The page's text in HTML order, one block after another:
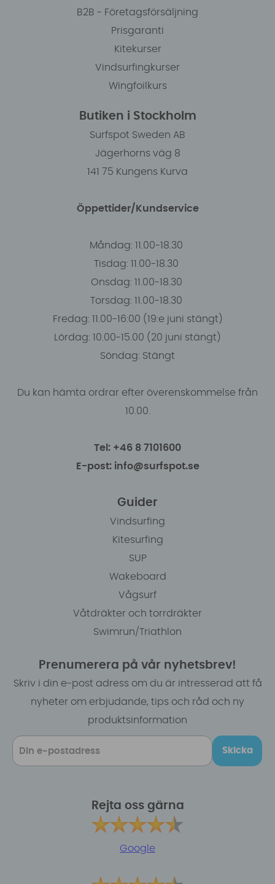
B2B - Företagsförsäljning
Prisgaranti
Kitekurser
Vindsurfingkurser
Wingfoilkurs
Butiken i Stockholm
Surfspot Sweden AB
Jägerhorns väg 8
141 75 Kungens Kurva
Öppettider/Kundservice
Måndag: 11.00-18.30
Tisdag: 11.00-18.30
Onsdag: 11.00-18.30
Torsdag: 11.00-18.30
Fredag: 11.00-16:00 (19:e juni stängt)
Lördag: 10.00-15.00 (20 juni stängt)
Söndag: Stängt
Du kan hämta ordrar efter överenskommelse från
10.00.
Tel: +46 8 7101600
E-post: info@surfspot.se
Guider
Vindsurfing
Kitesurfing
SUP
Wakeboard
Vågsurf
Våtdräkter och torrdräkter
Swimrun/Triathlon
Prenumerera på vår nyhetsbrev!
Skriv i din e-post adress om du är intresserad att få
nyheter om erbjudande, tips och råd och ny
produktsinformation
Skicka
Rejta oss gärna
Google